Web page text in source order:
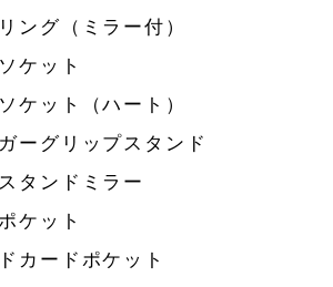
ング（ミラー付）
ケット
ケット（ハート）
ーグリップスタンド
タンドミラー
ケット
カードポケット